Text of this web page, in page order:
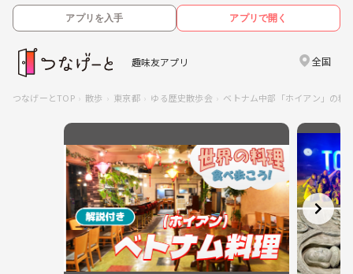
アプリを入手 アプリで開く
趣味友アプリ 全国
つなげーとTOP 散歩 東京都 ゆる歴史散歩会 ベトナム中部「ホイアン」の料